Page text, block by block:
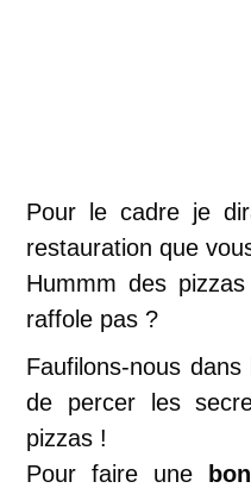
Pour le cadre je
restauration que
Hummm des
raffole pas ?
Faufilons-nous
de percer les
pizzas !
Pour faire une